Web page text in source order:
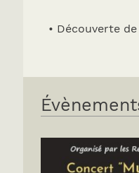
• Découverte